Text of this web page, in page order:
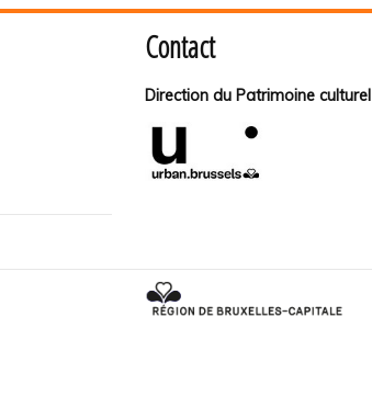
Contact
Direction du Patrimoine culturel